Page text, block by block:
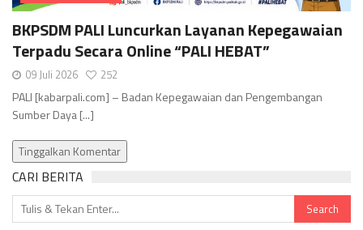
BKPSDM PALI Luncurkan Layanan Kepegawaian
Terpadu Secara Online “PALI HEBAT”
09 Juli 2026 252
PALI [kabarpali.com] – Badan Kepegawaian dan Pengembangan
Sumber Daya [...]
Tinggalkan Komentar
CARI BERITA